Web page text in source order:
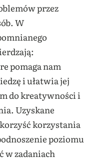
przez
W
pomaga nam
i ułatwia jej
do kreatywności i
Uzyskane
korzystania
poziomu
w zadaniach